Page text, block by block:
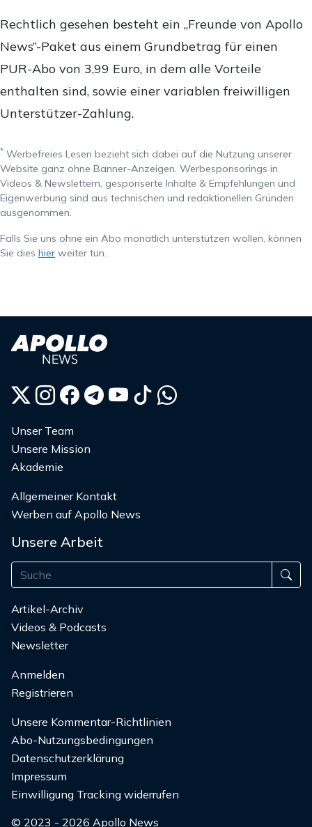
Rechtlich gesehen besteht ein „Freunde von Apollo
News“-Paket aus einem Grundbetrag für einen
PUR-Abo von 3,99 Euro, in dem alle Vorteile
enthalten sind, sowie einer variablen freiwilligen
Unterstützer-Zahlung.
* Werbefreies Lesen bezieht sich dabei auf die Nutzung unserer
Website ganz ohne Banner-Anzeigen. Werbesponsorings in
Videos & Newslettern, gesponserte Inhalte & Empfehlungen und
Eigenwerbung sind aus technischen und redaktionellen Gründen
ausgenommen.
Falls Sie uns ohne ein Abo monatlich unterstützen wollen, können
Sie dies hier weiter tun.
Unser Team
Unsere Mission
Akademie
Allgemeiner Kontakt
Werben auf Apollo News
Unsere Arbeit
Artikel-Archiv
Videos & Podcasts
Newsletter
Anmelden
Registrieren
Unsere Kommentar-Richtlinien
Abo-Nutzungsbedingungen
Datenschutzerklärung
Impressum
Einwilligung Tracking widerrufen
© 2023 - 2026 Apollo News